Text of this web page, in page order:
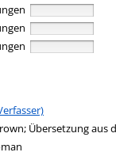
Verfasser
Übersetzung aus